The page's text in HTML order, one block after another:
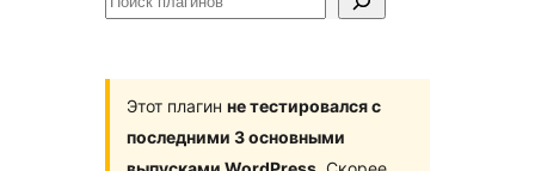
Этот плагин не тестировался с
последними 3 основными